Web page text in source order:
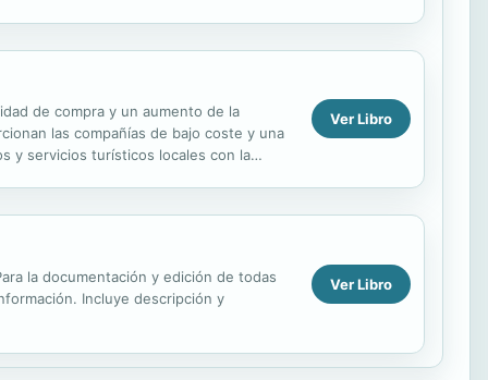
de compra y un aumento de la
las compañías de bajo coste y una
y servicios turísticos locales con la
Ver Libro
la documentación y edición de todas
Incluye descripción y
Ver Libro